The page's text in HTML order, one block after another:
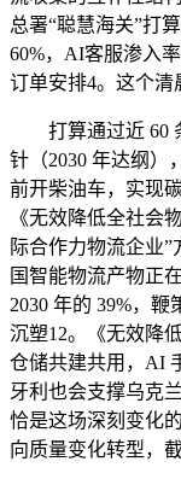
总署“聪慧海关”打
60%，AI客服渗入
订单安排4。这个清
打算通过近 60
针（2030 年达纲）
前开柴油车，实现
《无效降低全社会
际合作力物流企业
国智能物流产物正
2030 年的 39%，
沉塑12。《无效降
仓储共建共用，AI
牙利也会支撑乌克
恰是这场深刻变化
向质量变化转型，